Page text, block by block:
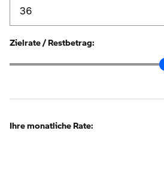
Zielrate / Restbetrag:
Zielrate / Restbetrag Schieberegler
Ihre monatliche Rate: